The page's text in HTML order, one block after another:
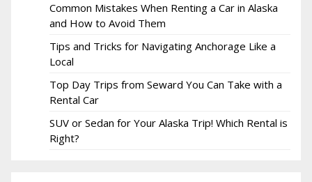
Common Mistakes When Renting a Car in Alaska
and How to Avoid Them
Tips and Tricks for Navigating Anchorage Like a
Local
Top Day Trips from Seward You Can Take with a
Rental Car
SUV or Sedan for Your Alaska Trip! Which Rental is
Right?